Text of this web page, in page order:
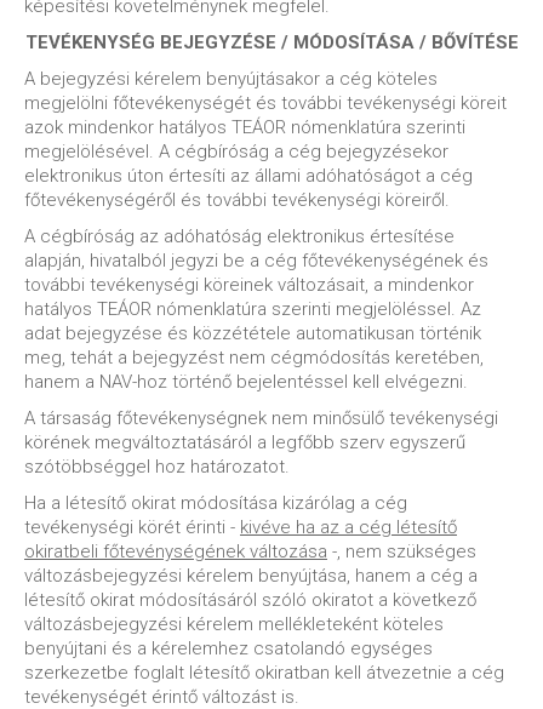
képesítési követelménynek megfelel.
TEVÉKENYSÉG BEJEGYZÉSE / MÓDOSÍTÁSA / BŐVÍTÉSE
A bejegyzési kérelem benyújtásakor a cég köteles
megjelölni főtevékenységét és további tevékenységi köreit
azok mindenkor hatályos TEÁOR nómenklatúra szerinti
megjelölésével. A cégbíróság a cég bejegyzésekor
elektronikus úton értesíti az állami adóhatóságot a cég
főtevékenységéről és további tevékenységi köreiről.
A cégbíróság az adóhatóság elektronikus értesítése
alapján, hivatalból jegyzi be a cég főtevékenységének és
további tevékenységi köreinek változásait, a mindenkor
hatályos TEÁOR nómenklatúra szerinti megjelöléssel. Az
adat bejegyzése és közzététele automatikusan történik
meg, tehát a bejegyzést nem cégmódosítás keretében,
hanem a NAV-hoz történő bejelentéssel kell elvégezni.
A társaság főtevékenységnek nem minősülő tevékenységi
körének megváltoztatásáról a legfőbb szerv egyszerű
szótöbbséggel hoz határozatot.
Ha a létesítő okirat módosítása kizárólag a cég
tevékenységi körét érinti - kivéve ha az a cég létesítő
okiratbeli főtevénységének változása -, nem szükséges
változásbejegyzési kérelem benyújtása, hanem a cég a
létesítő okirat módosításáról szóló okiratot a következő
változásbejegyzési kérelem mellékleteként köteles
benyújtani és a kérelemhez csatolandó egységes
szerkezetbe foglalt létesítő okiratban kell átvezetnie a cég
tevékenységét érintő változást is.